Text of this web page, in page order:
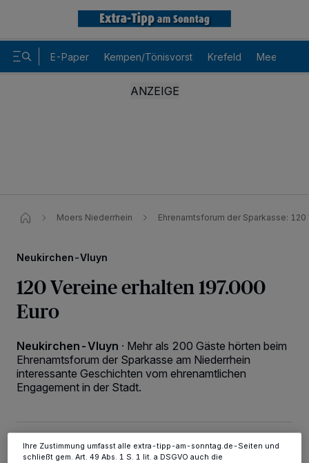
E-Paper Kempen/Tönisvorst Krefeld Meerbusch
Moers Niederrhein Ehrenamtsforum der Sparkasse:
Neukirchen-Vluyn
120 Vereine erhalten 197.000
Euro
Neukirchen-Vluyn · Mehr als 200 Gäste hörten beim
Ehrenamtsforum der Sparkasse am Niederrhein
interessante Geschichten vom ehrenamtlichen
Engagement in der Stadt.
19.06.2024 , 10:19 Uhr 2 Minuten Lesezeit
Wir und unsere
personenbezogene Daten wie Browserdaten oder eindeutige
Tracking-Technologien für die unter „Wir und unsere Partner
verarbeiten Daten, um Ihnen Dienste bereitzustellen“ aufgeführten
Zwecke. Wenn Tracker deaktiviert sind, sind manche Inhalte und
Anzeigen möglicherweise nicht mehr so relevant für Sie. Sie können
dieses Menü jederzeit wieder aufrufen, um Ihre Einstellungen zu
ändern oder Ihre Einwilligung zu widerrufen, indem Sie auf den Link
Ihre Zustimmung umfasst alle extra-tipp-am-sonntag.de-Seiten und
schließt gem. Art. 49 Abs. 1 S. 1 lit. a DSGVO auch die